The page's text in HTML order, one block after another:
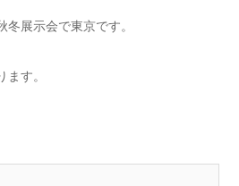
展示会で東京です。
す。